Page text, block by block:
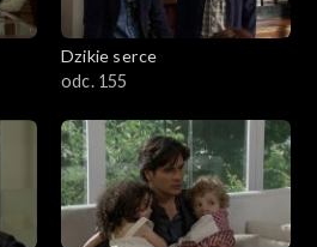
Dzikie serce
odc. 155